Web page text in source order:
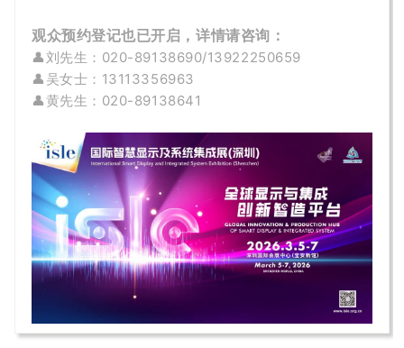
观众预约登记也已开启，详情请咨询：
👤刘先生：020-89138690/13922250659
👤吴女士：13113356963
👤黄先生 ：020-89138641